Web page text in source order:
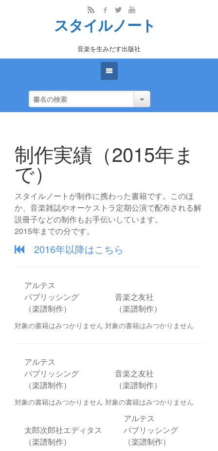
スタイルノート
音楽を生みだす出版社
制作実績（2015年ま
で）
スタイルノートが制作に携わった書籍です。このほ
か、音楽雑誌やオーケストラ定期公演で配布される解
説冊子などの制作もお手伝いしています。
2015年までの分です。
2016年以降はこちら
アルテス
パブリッシング
（楽譜制作）
対象の書籍はみつかりません
音楽之友社
（楽譜制作）
対象の書籍はみつかりません
アルテス
パブリッシング
（楽譜制作）
対象の書籍はみつかりません
音楽之友社
（楽譜制作）
対象の書籍はみつかりません
太郎次郎社エディタス
（楽譜制作）
アルテス
パブリッシング
（楽譜制作）